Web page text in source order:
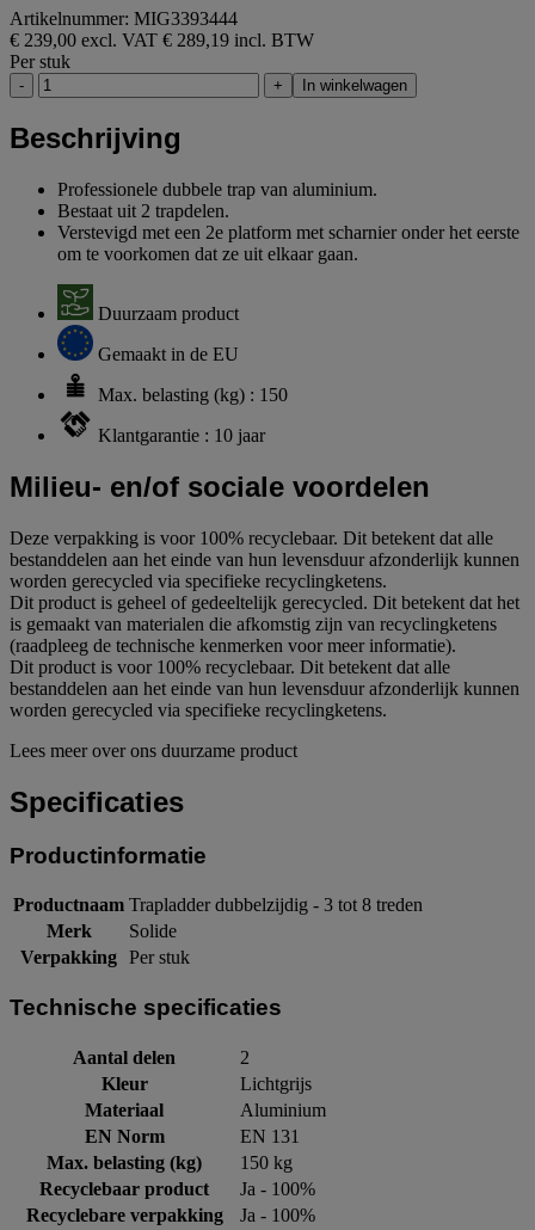
Artikelnummer: MIG3393444
€ 239,00 excl. VAT € 289,19 incl. BTW
Per stuk
- + In winkelwagen
Beschrijving
Professionele dubbele trap van aluminium.
Bestaat uit 2 trapdelen.
Verstevigd met een 2e platform met scharnier onder het eerste
om te voorkomen dat ze uit elkaar gaan.
Duurzaam product
Gemaakt in de EU
Max. belasting (kg) : 150
Klantgarantie : 10 jaar
Milieu- en/of sociale voordelen
Deze verpakking is voor 100% recyclebaar. Dit betekent dat alle
bestanddelen aan het einde van hun levensduur afzonderlijk kunnen
worden gerecycled via specifieke recyclingketens.
Dit product is geheel of gedeeltelijk gerecycled. Dit betekent dat het
is gemaakt van materialen die afkomstig zijn van recyclingketens
(raadpleeg de technische kenmerken voor meer informatie).
Dit product is voor 100% recyclebaar. Dit betekent dat alle
bestanddelen aan het einde van hun levensduur afzonderlijk kunnen
worden gerecycled via specifieke recyclingketens.
Lees meer over ons duurzame product
Specificaties
Productinformatie
Productnaam Trapladder dubbelzijdig - 3 tot 8 treden
Merk
Solide
Verpakking Per stuk
Technische specificaties
Aantal delen
2
Kleur
Lichtgrijs
Materiaal
Aluminium
EN Norm
EN 131
Max. belasting (kg)
150 kg
Recyclebaar product
Ja - 100%
Recyclebare verpakking
Ja - 100%